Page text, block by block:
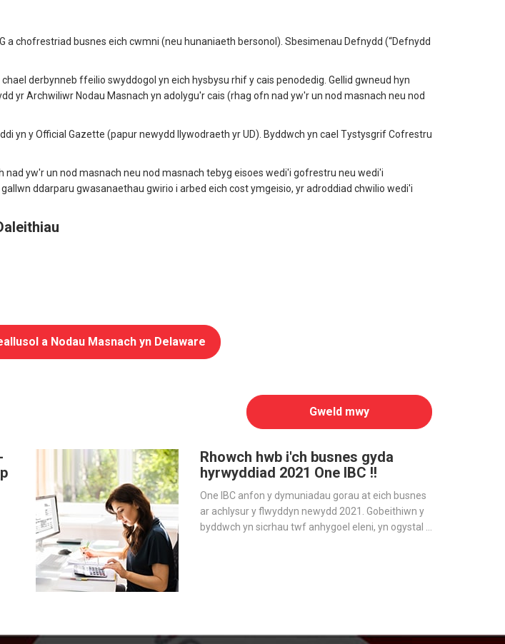
chofrestriad busnes eich cwmni (neu hunaniaeth bersonol). Sbesimenau Defnydd (“Defnydd
derbynneb ffeilio swyddogol yn eich hysbysu rhif y cais penodedig. Gellid gwneud hyn
yr Archwiliwr Nodau Masnach yn adolygu'r cais (rhag ofn nad yw'r un nod masnach neu nod
yn y Official Gazette (papur newydd llywodraeth yr UD). Byddwch yn cael Tystysgrif Cofrestru
yw'r un nod masnach neu nod masnach tebyg eisoes wedi'i gofrestru neu wedi'i
ddarparu gwasanaethau gwirio i arbed eich cost ymgeisio, yr adroddiad chwilio wedi'i
a Nodau Masnach yn Delaware
Rhowch hwb i'ch busnes gyda
hyrwyddiad 2021 One IBC !!
One IBC anfon y dymuniadau gorau at eich busnes
ar achlysur y flwyddyn newydd 2021. Gobeithiwn y
byddwch yn sicrhau twf anhygoel eleni, yn ogystal â
Gweld mwy